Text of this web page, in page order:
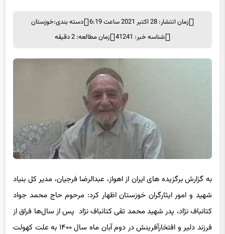
زمان انتشار: 28 اکتبر 2021 ساعت 6:19 دسته بندی:خوزستان
شناسه خبر: 41241
زمان مطالعه: 2 دقیقه
به گزارش برگزیده های ایران از اهواز، عبدالرضا فرجیان، مدیر کل بنیاد
شهید و امور ایثارگران خوزستان اظهار کرد: مرحوم حاج محمد جواد
کتانباف نژاد، پدر شهید محمد تقی کتانباف نژاد پس از سال‌ها فراق از
فرزند دلیر و افتخارآفرینش در دوم آبان ماه سال ۱۴۰۰ به علت کهولت